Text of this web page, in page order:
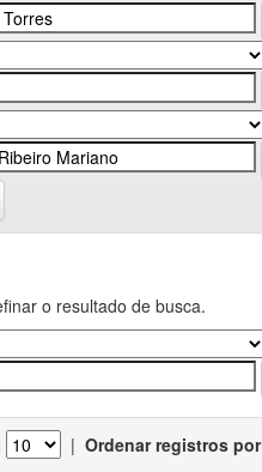
o resultado de busca.
| Ordenar registros por